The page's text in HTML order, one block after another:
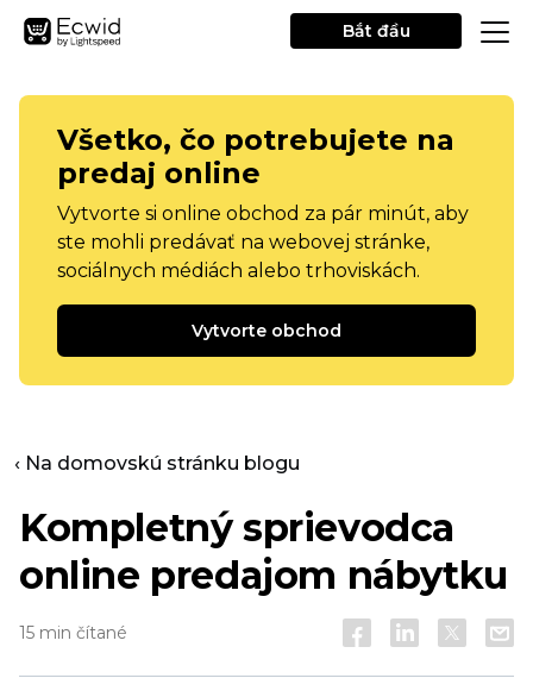
Bắt đầu
Všetko, čo potrebujete na
predaj online
Vytvorte si online obchod za pár minút, aby
ste mohli predávať na webovej stránke,
sociálnych médiách alebo trhoviskách.
Vytvorte obchod
‹ Na domovskú stránku blogu
Kompletný sprievodca
online predajom nábytku
15 min čítané